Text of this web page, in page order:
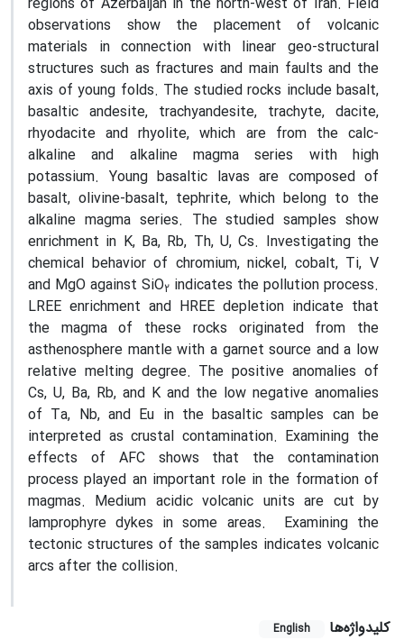
observations show the placement of volcanic
materials in connection with linear geo-structural
structures such as fractures and main faults and the
axis of young folds. The studied rocks include basalt,
basaltic andesite, trachyandesite, trachyte, dacite,
rhyodacite and rhyolite, which are from the calc-
alkaline and alkaline magma series with high
potassium. Young basaltic lavas are composed of
basalt, olivine-basalt, tephrite, which belong to the
alkaline magma series. The studied samples show
enrichment in K, Ba, Rb, Th, U, Cs. Investigating the
chemical behavior of chromium, nickel, cobalt, Ti, V
and MgO against SiO2 indicates the pollution process.
LREE enrichment and HREE depletion indicate that
the magma of these rocks originated from the
asthenosphere mantle with a garnet source and a low
relative melting degree. The positive anomalies of
Cs, U, Ba, Rb, and K and the low negative anomalies
of Ta, Nb, and Eu in the basaltic samples can be
interpreted as crustal contamination. Examining the
effects of AFC shows that the contamination
process played an important role in the formation of
magmas. Medium acidic volcanic units are cut by
lamprophyre dykes in some areas. Examining the
tectonic structures of the samples indicates volcanic
arcs after the collision.
کلیدواژه‌ها English